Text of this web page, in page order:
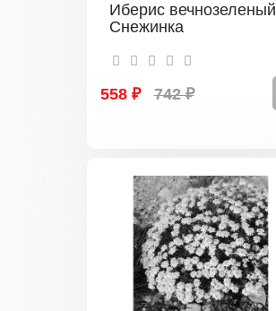
Иберис вечнозеленый
Снежинка
558 ₽ 742 ₽